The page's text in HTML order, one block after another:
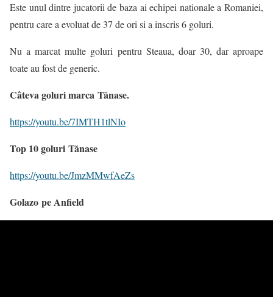
Este unul dintre jucatorii de baza ai echipei nationale a Romaniei,
pentru care a evoluat de 37 de ori si a inscris 6 goluri.
Nu a marcat multe goluri pentru Steaua, doar 30, dar aproape
toate au fost de generic.
Câteva goluri marca Tănase.
https://youtu.be/7IMTH1tlNIo
Top 10 goluri Tănase
https://youtu.be/JmzMMwfAeZs
Golazo pe Anfield